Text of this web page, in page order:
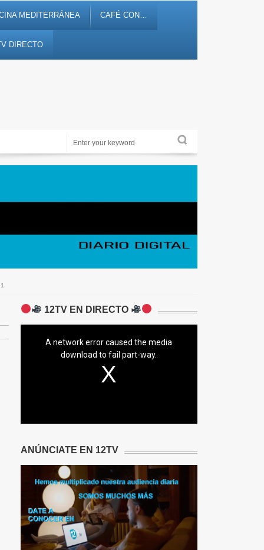
MEDITERRÁNEA CAFÉ CON…
DIRECTO
Noticias, debates, fiestas, cultura, ocio y entretenimiento
12TV EN DIRECTO
A network error caused the media
download to fail part-way.
ANÚNCIATE EN 12TV